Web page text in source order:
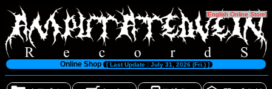
[English Online Store]
Online Shop [ Last Update : July 31, 2026 (Fri.) ]